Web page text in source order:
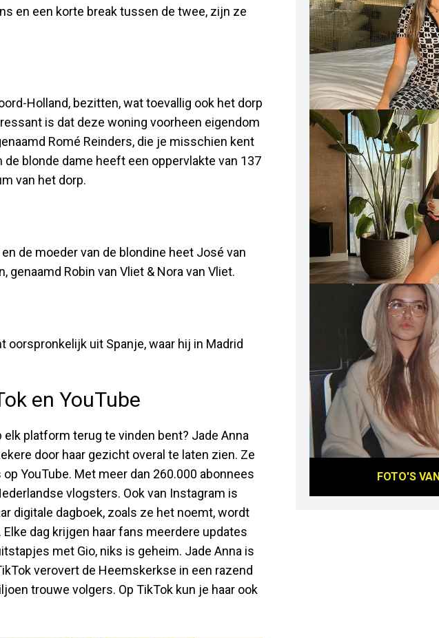
en een korte break tussen de twee, zijn ze
Holland, bezitten, wat toevallig ook het dorp
is dat deze woning voorheen eigendom
Romé Reinders, die je misschien kent
blonde dame heeft een oppervlakte van 137
van het dorp.
de moeder van de blondine heet José van
Robin van Vliet & Nora van Vliet.
oorspronkelijk uit Spanje, waar hij in Madrid
en YouTube
platform terug te vinden bent? Jade Anna
door haar gezicht overal te laten zien. Ze
YouTube. Met meer dan 260.000 abonnees
vlogsters. Ook van Instagram is
digitale dagboek, zoals ze het noemt, wordt
dag krijgen haar fans meerdere updates
met Gio, niks is geheim. Jade Anna is
verovert de Heemskerkse in een razend
trouwe volgers. Op TikTok kun je haar ook
FOTO'S VAN